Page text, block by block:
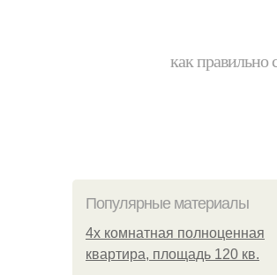
как правильно
Популярные материалы
4x комнатная полноценная
квартира, площадь 120 кв.